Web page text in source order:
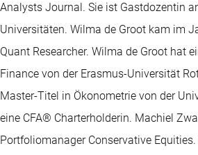
Analysts Journal. Sie ist Gastdozentin
Universitäten. Wilma de Groot kam im
Quant Researcher. Wilma de Groot hat
Finance von der Erasmus-Universität
Master-Titel in Ökonometrie von der
eine CFA® Charterholderin. Machiel
Portfoliomanager Conservative